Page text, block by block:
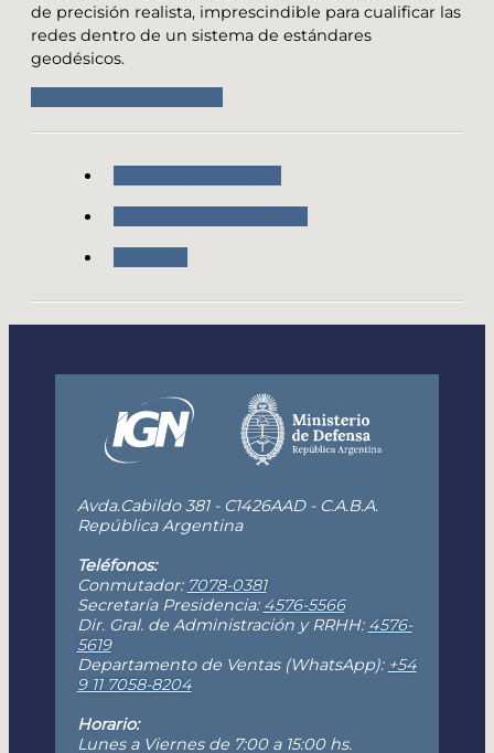
de precisión realista, imprescindible para cualificar las
redes dentro de un sistema de estándares
geodésicos.
Avda.Cabildo 381 - C1426AAD - C.A.B.A.
República Argentina
Teléfonos:
Conmutador: 7078-0381
Secretaría Presidencia: 4576-5566
Dir. Gral. de Administración y RRHH: 4576-
5619
Departamento de Ventas (WhatsApp): +54
9 11 7058-8204
Horario:
Lunes a Viernes de 7:00 a 15:00 hs.